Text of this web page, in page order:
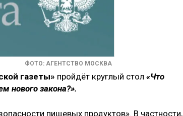
ФОТО: АГЕНТСТВО МОСКВА
газеты» пройдёт круглый стол «Что
нового закона?».
пищевых продуктов». В частности,